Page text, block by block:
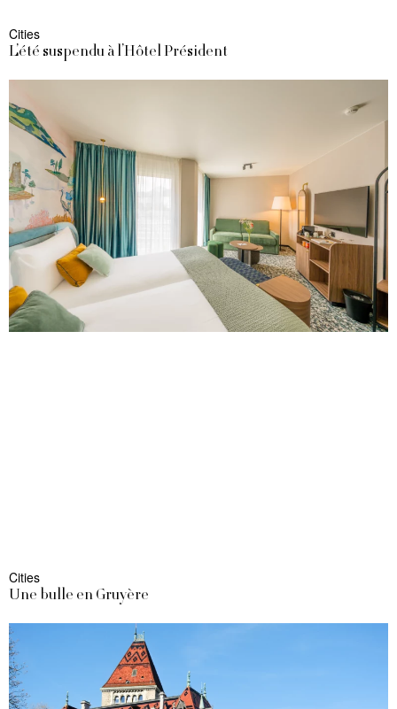
Cities
L’été suspendu à l’Hôtel Président
Cities
Une bulle en Gruyère